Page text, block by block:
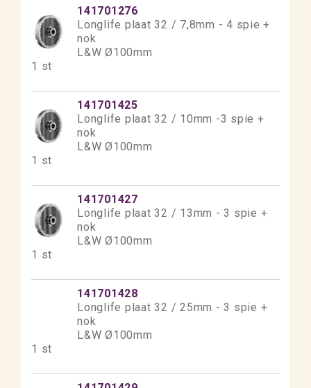
141701276
Longlife plaat 32 / 7,8mm - 4 spie +
nok
L&W Ø100mm
1 st
141701425
Longlife plaat 32 / 10mm -3 spie +
nok
L&W Ø100mm
1 st
141701427
Longlife plaat 32 / 13mm - 3 spie +
nok
L&W Ø100mm
1 st
141701428
Longlife plaat 32 / 25mm - 3 spie +
nok
L&W Ø100mm
1 st